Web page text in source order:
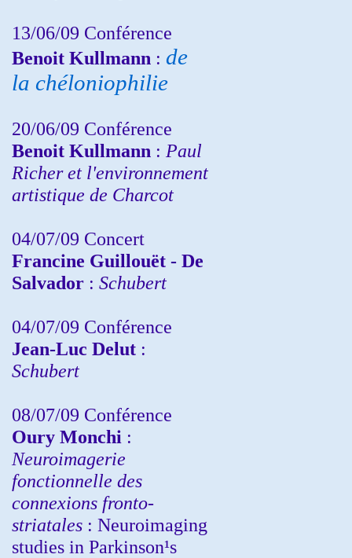
13/06/09 Conférence
Benoit Kullmann : de
la chéloniophilie
20/06/09 Conférence
Benoit Kullmann : Paul
Richer et l'environnement
artistique de Charcot
04/07/09 Concert
Francine Guillouët - De
Salvador : Schubert
04/07/09 Conférence
Jean-Luc Delut :
Schubert
08/07/09 Conférence
Oury Monchi :
Neuroimagerie
fonctionnelle des
connexions fronto-
striatales : Neuroimaging
studies in Parkinson¹s